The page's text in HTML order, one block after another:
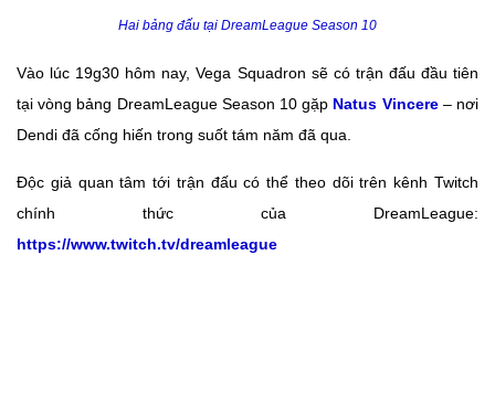
Hai bảng đấu tại DreamLeague Season 10
Vào lúc 19g30 hôm nay, Vega Squadron sẽ có trận đấu đầu tiên
tại vòng bảng DreamLeague Season 10 gặp Natus Vincere– nơi
Dendi đã cống hiến trong suốt tám năm đã qua.
Độc giả quan tâm tới trận đấu có thể theo dõi trên kênh Twitch
chính thức của DreamLeague:
https://www.twitch.tv/dreamleague